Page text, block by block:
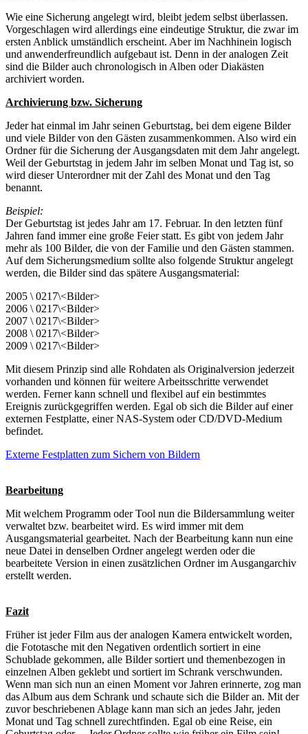
Wie eine Sicherung angelegt wird, bleibt jedem selbst überlassen.
Vorgeschlagen wird allerdings eine eindeutige Struktur, die zwar im
ersten Anblick umständlich erscheint. Aber im Nachhinein logisch
und anwenderfreundlich aufgebaut ist. Denn in der analogen Zeit
sind die Bilder auch chronologisch in Alben oder Diakästen
archiviert worden.
Archivierung bzw. Sicherung
Jeder hat einmal im Jahr seinen Geburtstag, bei dem eigene Bilder
und viele Bilder von den Gästen zusammenkommen. Also wird ein
Ordner für die Sicherung der Ausgangsdaten mit dem Jahr angelegt.
Weil der Geburtstag in jedem Jahr im selben Monat und Tag ist, so
wird dieser Unterordner mit der Zahl des Monat und den Tag
benannt.
Beispiel:
Der Geburtstag ist jedes Jahr am 17. Februar. In den letzten fünf
Jahren fand immer eine große Feier statt. Es gibt von jedem Jahr
mehr als 100 Bilder, die von der Familie und den Gästen stammen.
Auf dem Sicherungsmedium sollte also folgende Struktur angelegt
werden, die Bilder sind das spätere Ausgangsmaterial:
2005 \ 0217\<Bilder>
2006 \ 0217\<Bilder>
2007 \ 0217\<Bilder>
2008 \ 0217\<Bilder>
2009 \ 0217\<Bilder>
Mit diesem Prinzip sind alle Rohdaten als Originalversion jederzeit
vorhanden und können für weitere Arbeitsschritte verwendet
werden. Ferner kann schnell und flexibel auf ein bestimmtes
Ereignis zurückgegriffen werden. Egal ob sich die Bilder auf einer
externen Festplatte, einer NAS-System oder CD/DVD-Medium
befindet.
Externe Festplatten zum Sichern von Bildern
Bearbeitung
Mit welchem Programm oder Tool nun die Bildersammlung weiter
verwaltet bzw. bearbeitet wird. Es wird immer mit dem
Ausgangsmaterial gearbeitet. Nach der Bearbeitung kann nun eine
neue Datei in denselben Ordner angelegt werden oder die
bearbeitete Version in einen zusätzlichen Ordner im Ausgangarchiv
erstellt werden.
Fazit
Früher ist jeder Film aus der analogen Kamera entwickelt worden,
die Fototasche mit den Negativen ordentlich sortiert in eine
Schublade gekommen, alle Bilder sortiert und themenbezogen in
einzelnen Alben geklebt und sortiert im Schrank verschwunden.
Wenn man sich nun an einen Moment vor Jahren erinnerte, zog man
das Album aus dem Schrank und schaute sich die Bilder an. Mit der
zuvor beschriebenen Ablage kann man sich an jedes Jahr, jeden
Monat und Tag schnell zurechtfinden. Egal ob eine Reise, ein